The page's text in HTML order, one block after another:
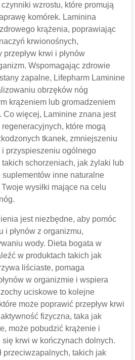
wzrostu, które promują
komórek. Laminina
krążenia, poprawiając
krwionośnych,
krwi i płynów
Wspomagając zdrowie
zapalne, Lifepharm Laminine
obrzęków nóg
krążeniem lub gromadzeniem
Co więcej, Laminine znana jest
które mogą
tkanek, zmniejszeniu
i przyspieszeniu ogólnego
schorzeniach, jak żylaki lub
suplementów inne naturalne
wysiłki mające na celu
jest niezbędne, aby pomóc
i płynów z organizmu,
wody. Dieta bogata w
w produktach takich jak
liściaste, pomaga
w organizmie i wspiera
uciskowe to kolejne
może poprawić przepływ krwi
fizyczna, taka jak
może pobudzić krążenie i
krwi w kończynach dolnych.
przeciwzapalnych, takich jak